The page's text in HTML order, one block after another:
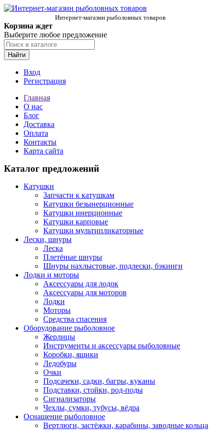
Интернет-магазин рыболовных товаров
Корзина ждет
Выберите любое предложение
Найти
Вход
Регистрация
Главная
О нас
Блог
Доставка
Оплата
Контакты
Карта сайта
Каталог предложений
Катушки
Запчасти к катушкам
Катушки безынерционные
Катушки инерционные
Катушки карповые
Катушки мультипликаторные
Лески, шнуры
Леска
Плетёные шнуры
Шнуры нахлыстовые, подлески, бэкинги
Лодки и моторы
Аксессуары для лодок
Аксессуары для моторов
Лодки
Моторы
Средства спасения
Оборудование рыболовное
Жерлицы
Инструменты и аксессуары рыболовные
Коробки, ящики
Ледобуры
Очки
Подсачеки, садки, багры, куканы
Подставки, стойки, род-поды
Сигнализаторы
Чехлы, сумки, тубусы, вёдра
Оснащение рыболовное
Вертлюги, застёжки, карабины, заводные кольца